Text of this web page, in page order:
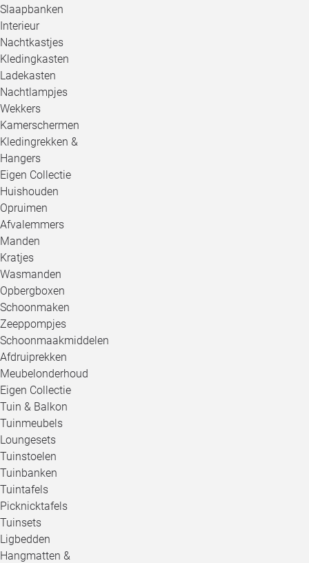
Slaapbanken
Interieur
Nachtkastjes
Kledingkasten
Ladekasten
Nachtlampjes
Wekkers
Kamerschermen
Kledingrekken &
Hangers
Eigen Collectie
Huishouden
Opruimen
Afvalemmers
Manden
Kratjes
Wasmanden
Opbergboxen
Schoonmaken
Zeeppompjes
Schoonmaakmiddelen
Afdruiprekken
Meubelonderhoud
Eigen Collectie
Tuin & Balkon
Tuinmeubels
Loungesets
Tuinstoelen
Tuinbanken
Tuintafels
Picknicktafels
Tuinsets
Ligbedden
Hangmatten &